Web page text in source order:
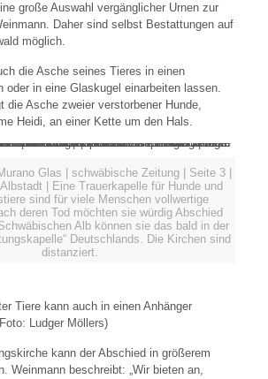
große Auswahl vergänglicher Urnen zur
Daher sind selbst Bestattungen auf
möglich.
die Asche seines Tieres in einen
oder in eine Glaskugel einarbeiten lassen.
die Asche zweier verstorbener Hunde,
Heidi, an einer Kette um den Hals.
Glas | schwäbische Zeitung | Seite 3 |
| Eine Trauerkapelle für Hunde und
sind für viele Menschen vollwertige
deren Tod möchten sie würdig Abschied
Alb können sie das bald in der
Deutschlands. Die Kirchen sind
distanziert.
Tiere kann auch in einen Anhänger
Ludger Möllers)
kann der Abschied in größerem
Weinmann beschreibt: „Wir bieten an,